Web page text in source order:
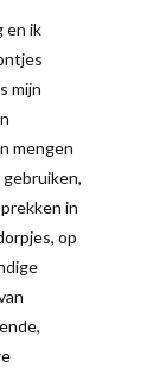
en ik
mijn
mengen
in
op